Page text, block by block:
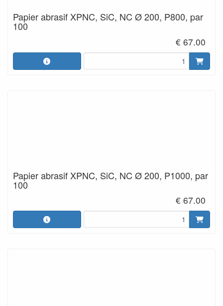
Papier abrasif XPNC, SiC, NC Ø 200, P800, par
100
€ 67.00
Papier abrasif XPNC, SiC, NC Ø 200, P1000, par
100
€ 67.00